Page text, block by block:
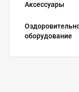
Аксессуары
оборудование